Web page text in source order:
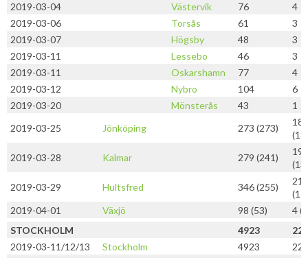
2019-03-04 Västervik 76
4
2019-03-06
Torsås 61
3
2019-03-07
Högsby 48
3
2019-03-11
Lessebo 46
3
2019-03-11
Oskarshamn 77
4
2019-03-12
Nybro 104
6
2019-03-20
Mönsterås 43
1
2019-03-25
Jönköping 273 (273)
18
(18)
2019-03-28
Kalmar 279 (241)
19
(13)
2019-03-29
Hultsfred 346 (255)
21
(15)
2019-04-01
Växjö 98 (53)
4
STOCKHOLM
4923
223
2019-03-11/12/13
Stockholm 4923
224